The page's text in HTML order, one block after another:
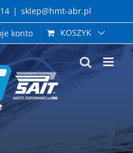
| sklep@hmt-abr.pl
konto
KOSZYK